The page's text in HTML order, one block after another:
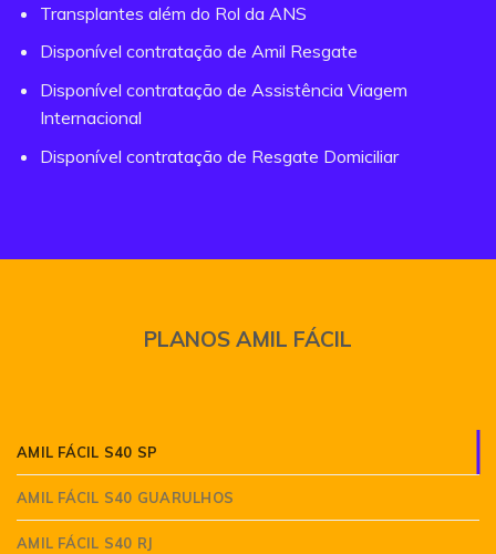
Transplantes além do Rol da ANS
Disponível contratação de Amil Resgate
Disponível contratação de Assistência Viagem
Internacional
Disponível contratação de Resgate Domiciliar
PLANOS AMIL FÁCIL
AMIL FÁCIL S40 SP
AMIL FÁCIL S40 GUARULHOS
AMIL FÁCIL S40 RJ